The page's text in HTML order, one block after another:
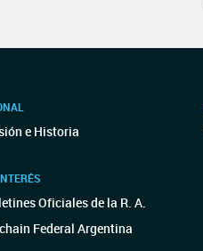
e Historia
Oficiales de la R. A.
Federal Argentina